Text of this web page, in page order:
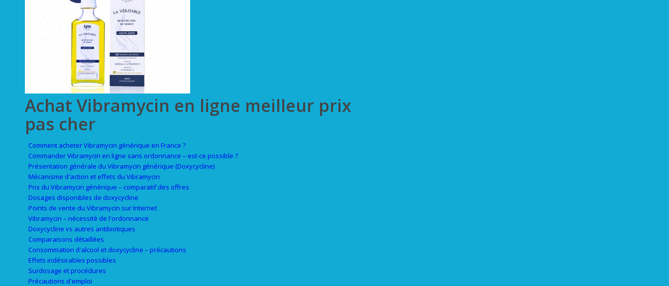
Achat Vibramycin en ligne meilleur prix
pas cher
Comment acheter Vibramycin générique en France ?
Commander Vibramycin en ligne sans ordonnance – est-ce possible ?
Présentation générale du Vibramycin générique (Doxycycline)
Mécanisme d'action et effets du Vibramycin
Prix du Vibramycin générique – comparatif des offres
Dosages disponibles de doxycycline
Points de vente du Vibramycin sur Internet
Vibramycin – nécessité de l'ordonnance
Doxycycline vs autres antibiotiques
Comparaisons détaillées
Consommation d'alcool et doxycycline – précautions
Effets indésirables possibles
Surdosage et procédures
Précautions d'emploi